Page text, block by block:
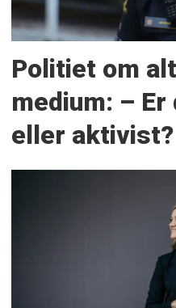
Politiet om
medium: –
eller aktivist?